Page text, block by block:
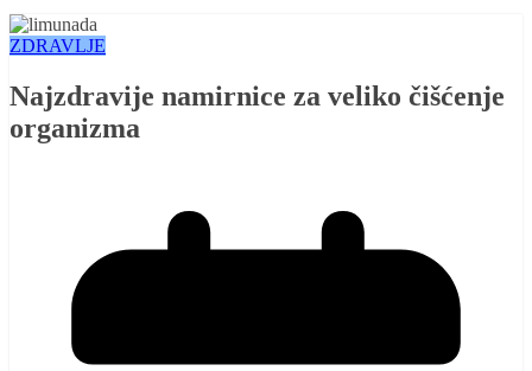
ZDRAVLJE
Najzdravije namirnice za veliko čišćenje
organizma